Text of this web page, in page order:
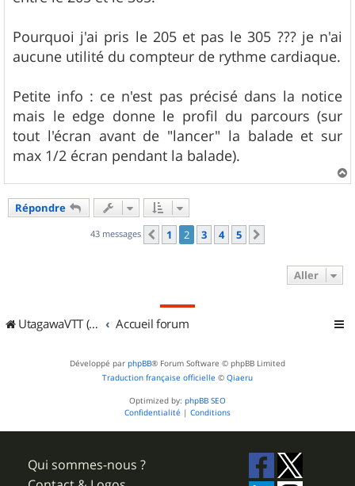
Pourquoi j'ai pris le 205 et pas le 305 ??? je n'ai
aucune utilité du compteur de rythme cardiaque.
Petite info : ce n'est pas précisé dans la notice
mais le edge donne le profil du parcours (sur
tout l'écran avant de "lancer" la balade et sur
max 1/2 écran pendant la balade).
a
Répondre
43 messages Précédent
1 2 3 4 5
Aller
UtagawaVTT (Randos VTT et VTTAE avec traces GPS) Accueil forum
Développé par phpBB® Forum Software © phpBB Limited
Traduction française officielle © Qiaeru
Optimized by: phpBB SEO
Confidentialité | Conditions
Qui sommes-nous ?